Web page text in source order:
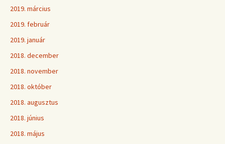
2019. március
2019. február
2019. január
2018. december
2018. november
2018. október
2018. augusztus
2018. június
2018. május